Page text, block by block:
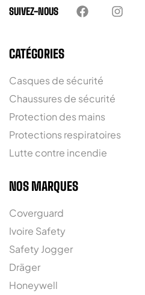
SUIVEZ-NOUS
CATÉGORIES
Casques de sécurité
Chaussures de sécurité
Protection des mains
Protections respiratoires
Lutte contre incendie
NOS MARQUES
Coverguard
Ivoire Safety
Safety Jogger
Dräger
Honeywell